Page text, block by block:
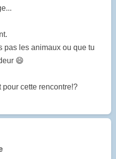
pas les animaux ou que tu
😄
cette rencontre!?